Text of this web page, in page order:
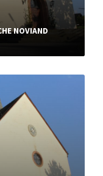
NOVIAND